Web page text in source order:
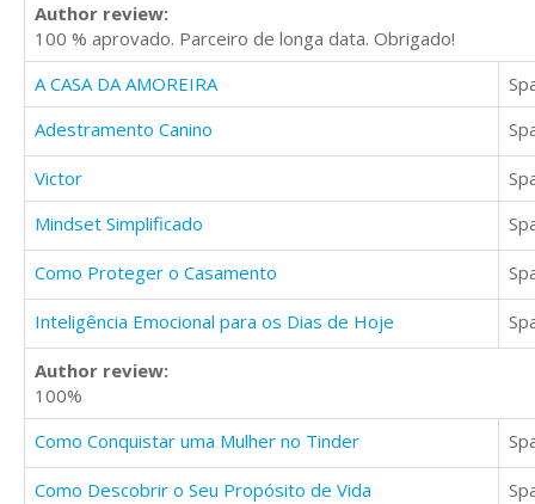
Author review:
100 % aprovado. Parceiro de longa data. Obrigado!
A CASA DA AMOREIRA
Adestramento Canino
Victor
Mindset Simplificado
Como Proteger o Casamento
Inteligência Emocional para os Dias de Hoje
Author review:
100%
Como Conquistar uma Mulher no Tinder
Como Descobrir o Seu Propósito de Vida